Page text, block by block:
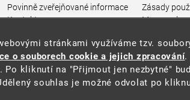
Povinně zveřejňované informace
Kontakty
(PDF, 204 kB)
Zásady
Mapa webu
stránkami využíváme tzv.
o souborech cookie a jejich zpracování.
kliknutí na "Přijmout jen nezbytné"
souhlas je možné odvolat po